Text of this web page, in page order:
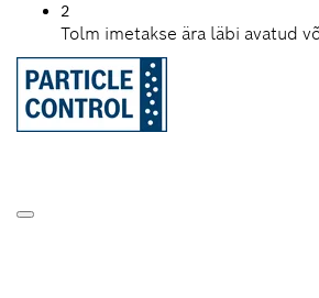
2
Tolm imetakse ära läbi avatud